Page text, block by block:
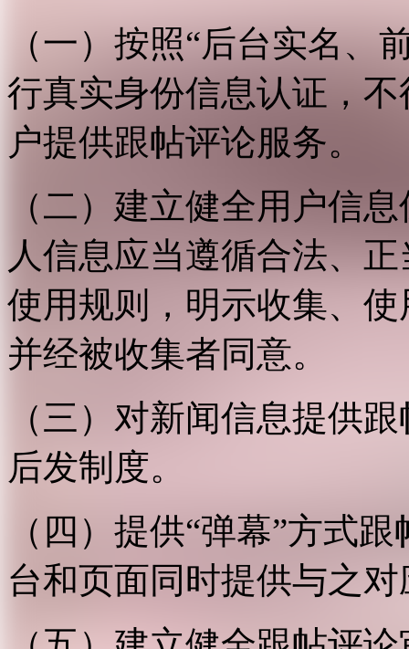
（一）按照“后台实名、
行真实身份信息认证，
户提供跟帖评论服务。
（二）建立健全用户信
人信息应当遵循合法、
使用规则，明示收集、
并经被收集者同意。
（三）对新闻信息提供
后发制度。
（四）提供“弹幕”方式
台和页面同时提供与之